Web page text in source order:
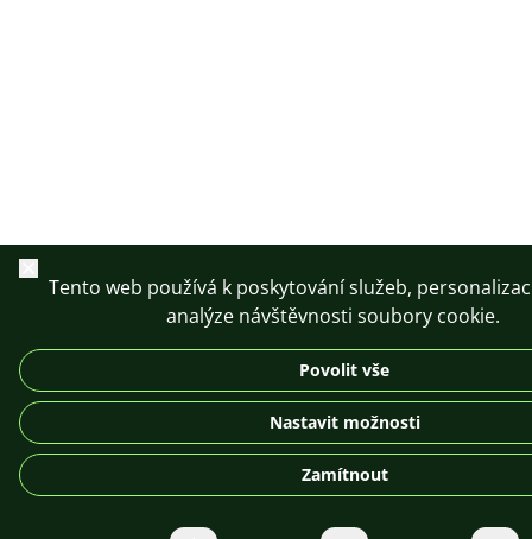
Zavřít
Tento web používá k poskytování služeb,
analýze návštěvnosti soubory cookie.
Povolit vše
Nastavit možnosti
Zamítnout